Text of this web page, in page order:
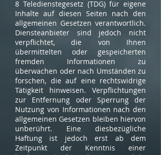
8 Teledienstegesetz (TDG) für eigene
Inhalte auf diesen Seiten nach den
allgemeinen Gesetzen verantwortlich.
Diensteanbieter sind jedoch nicht
verpflichtet, die von Ihnen
übermittelten oder gespeicherten
fremden Informationen zu
überwachen oder nach Umständen zu
forschen, die auf eine rechtswidrige
Tätigkeit hinweisen. Verpflichtungen
zur Entfernung oder Sperrung der
Nutzung von Informationen nach den
allgemeinen Gesetzen bleiben hiervon
unberührt. Eine diesbezügliche
Haftung ist jedoch erst ab dem
Zeitpunkt der Kenntnis einer